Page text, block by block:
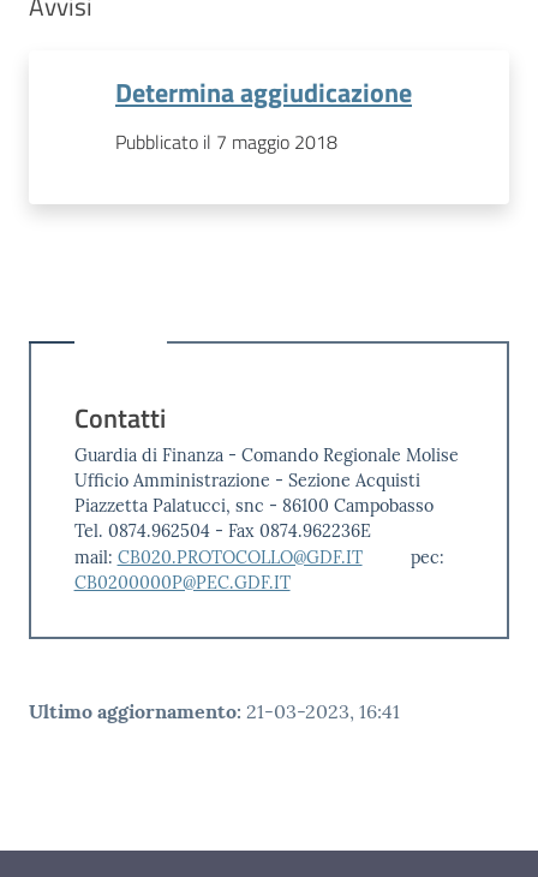
Determina aggiudicazione
Pubblicato il 7 maggio 2018
Contatti
Guardia di Finanza - Comando Regionale Molise
Ufficio Amministrazione - Sezione Acquisti
Piazzetta Palatucci, snc - 86100 Campobasso
Tel. 0874.962504 - Fax 0874.962236E
mail: CB020.PROTOCOLLO@GDF.IT
pec:
CB0200000P@PEC.GDF.IT
Ultimo aggiornamento: 21-03-2023, 16:41